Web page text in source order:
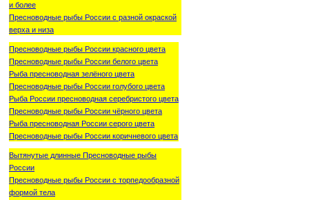
и более
Пресноводные рыбы России с разной окраской
верха и низа
Пресноводные рыбы России красного цвета
Пресноводные рыбы России белого цвета
Рыба пресноводная зелёного цвета
Пресноводные рыбы России голубого цвета
Рыба России пресноводная серебристого цвета
Пресноводные рыбы России чёрного цвета
Рыба пресноводная России серого цвета
Пресноводные рыбы России коричневого цвета
Вытянутые длинные Пресноводные рыбы
России
Пресноводные рыбы России с торпедообразной
формой тела